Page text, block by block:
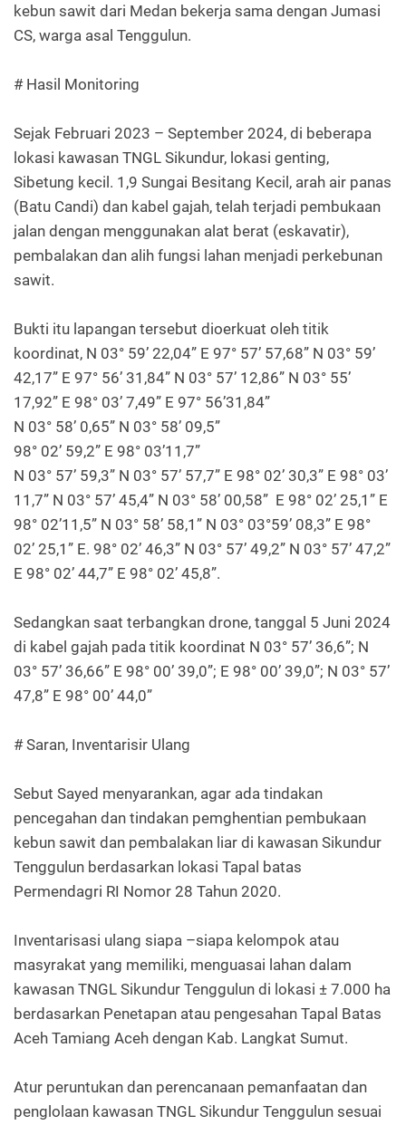
kebun sawit dari Medan bekerja sama dengan Jumasi
CS, warga asal Tenggulun.
# Hasil Monitoring
Sejak Februari 2023 – September 2024, di beberapa
lokasi kawasan TNGL Sikundur, lokasi genting,
Sibetung kecil. 1,9 Sungai Besitang Kecil, arah air panas
(Batu Candi) dan kabel gajah, telah terjadi pembukaan
jalan dengan menggunakan alat berat (eskavatir),
pembalakan dan alih fungsi lahan menjadi perkebunan
sawit.
Bukti itu lapangan tersebut dioerkuat oleh titik
koordinat, N 03° 59’ 22,04” E 97° 57’ 57,68” N 03° 59’
42,17” E 97° 56’ 31,84” N 03° 57’ 12,86” N 03° 55’
17,92” E 98° 03’ 7,49” E 97° 56’31,84”
N 03° 58’ 0,65” N 03° 58’ 09,5”
98° 02’ 59,2” E 98° 03’11,7”
N 03° 57’ 59,3” N 03° 57’ 57,7” E 98° 02’ 30,3” E 98° 03’
11,7” N 03° 57’ 45,4” N 03° 58’ 00,58” E 98° 02’ 25,1” E
98° 02’11,5” N 03° 58’ 58,1” N 03° 03°59’ 08,3” E 98°
02’ 25,1” E. 98° 02’ 46,3” N 03° 57’ 49,2” N 03° 57’ 47,2”
E 98° 02’ 44,7” E 98° 02’ 45,8”.
Sedangkan saat terbangkan drone, tanggal 5 Juni 2024
di kabel gajah pada titik koordinat N 03° 57’ 36,6”; N
03° 57’ 36,66” E 98° 00’ 39,0”; E 98° 00’ 39,0”; N 03° 57’
47,8” E 98° 00’ 44,0”
# Saran, Inventarisir Ulang
Sebut Sayed menyarankan, agar ada tindakan
pencegahan dan tindakan pemghentian pembukaan
kebun sawit dan pembalakan liar di kawasan Sikundur
Tenggulun berdasarkan lokasi Tapal batas
Permendagri RI Nomor 28 Tahun 2020.
Inventarisasi ulang siapa –siapa kelompok atau
masyrakat yang memiliki, menguasai lahan dalam
kawasan TNGL Sikundur Tenggulun di lokasi ± 7.000 ha
berdasarkan Penetapan atau pengesahan Tapal Batas
Aceh Tamiang Aceh dengan Kab. Langkat Sumut.
Atur peruntukan dan perencanaan pemanfaatan dan
penglolaan kawasan TNGL Sikundur Tenggulun sesuai